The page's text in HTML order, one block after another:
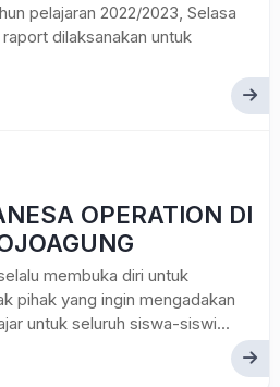
pelajaran 2022/2023, Selasa
dilaksanakan untuk
OPERATION DI
membuka diri untuk
pihak yang ingin mengadakan
untuk seluruh siswa-siswi...